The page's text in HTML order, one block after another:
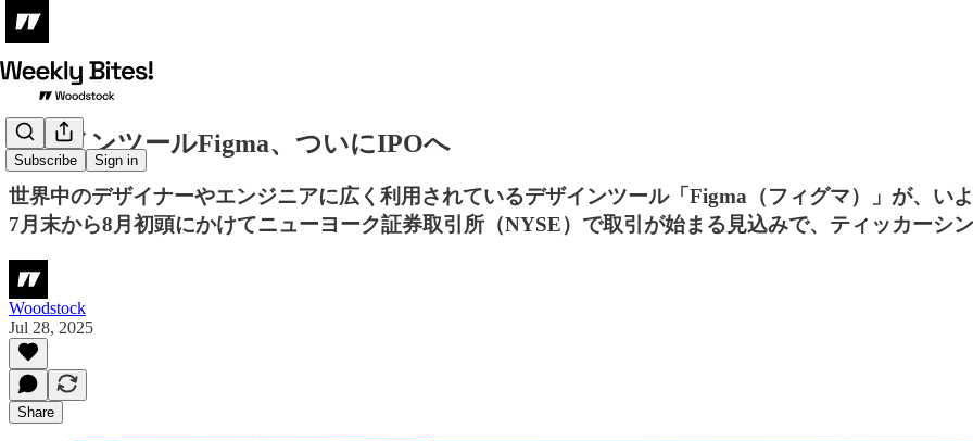
Subscribe Sign in
デザインツールFigma、ついにIPOへ
世界中のデザイナーやエンジニアに広く利用されているデザインツール「Figma（フィグマ）」が、い
7月末から8月初頭にかけてニューヨーク証券取引所（NYSE）で取引が始まる見込みで、ティッカーシ
Woodstock
Jul 28, 2025
Share